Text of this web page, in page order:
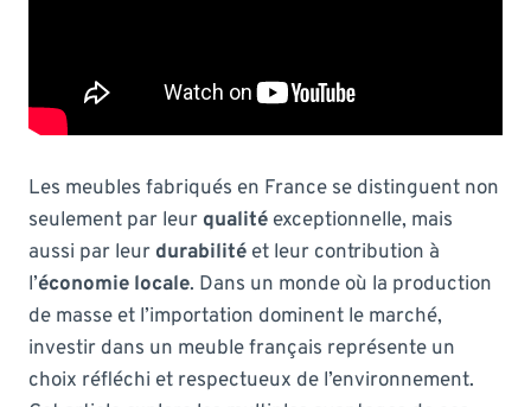
Les meubles fabriqués en France se distinguent non
seulement par leur qualité exceptionnelle, mais
aussi par leur durabilité et leur contribution à
l’économie locale. Dans un monde où la production
de masse et l’importation dominent le marché,
investir dans un meuble français représente un
choix réfléchi et respectueux de l’environnement.